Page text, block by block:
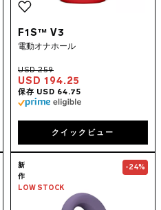
F1S™ V3
電動オナホール
USD 194.25
クイックビュー
Beads™ Go to the
新
作
LOW STOCK
-24%